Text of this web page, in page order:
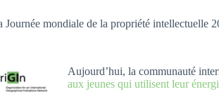
Journée mondiale de la propriété
Aujourd’hui, la communauté
aux jeunes qui utilisent leur